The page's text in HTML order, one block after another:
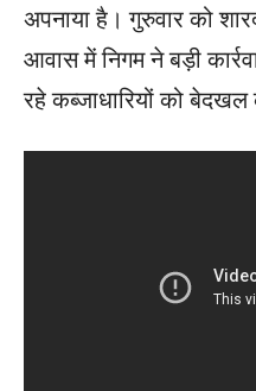
अपनाया है। गुरुवार को
आवास में निगम ने बड़ी
रहे कब्जाधारियों को बेदखल